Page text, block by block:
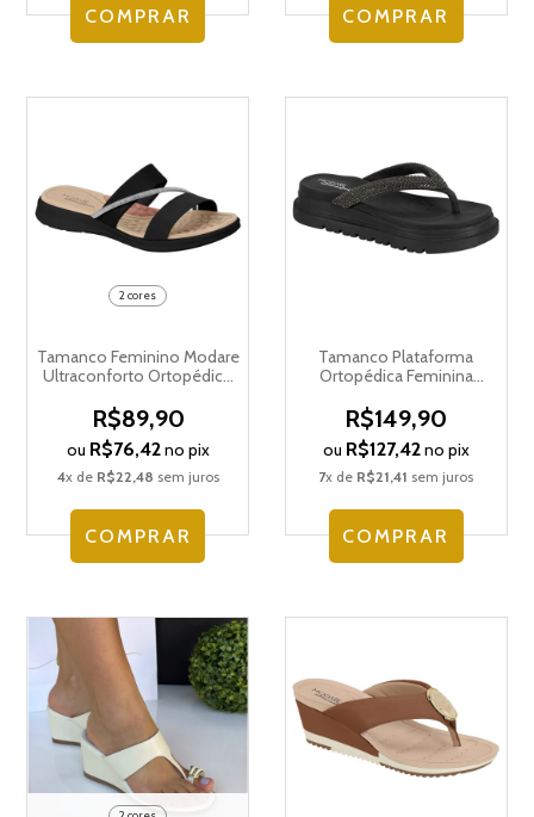
COMPRAR COMPRAR
2 cores
Tamanco Feminino Modare
Ultraconforto Ortopédico
R$89,90
ou R$76,42no pix
4x de R$22,48 sem juros
COMPRAR
Tamanco Plataforma
Ortopédica Feminina
7200.110.28592
R$149,90
ou R$127,42no pix
7x de R$21,41 sem juros
COMPRAR